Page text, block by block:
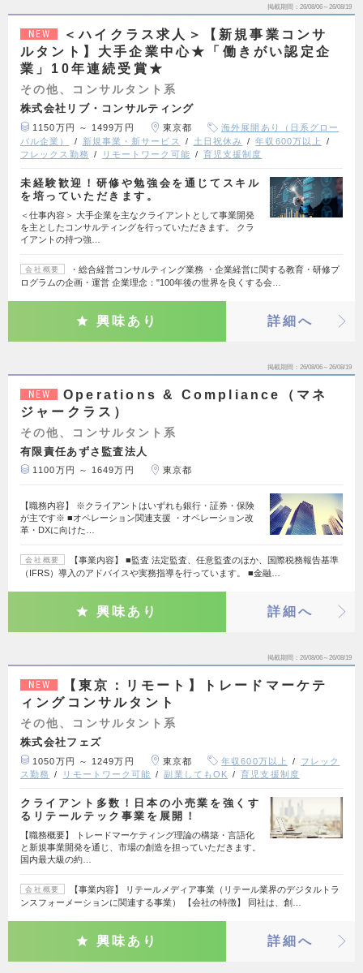
掲載期間 26/08/06～26/08/19
NEW
＜ハイクラス求人＞【新規事業コンサ
ルタント】大手企業中心★「働きがい認定企
業」10年連続受賞★
その他、コンサルタント系
株式会社リブ・コンサルティング
1150万円 ～ 1499万円 東京都
海外展開あり（日系グロー
バル企業）
新規事業・新サービス 土日祝休み
年収600万以上
フレックス勤務
リモートワーク可能 育児支援制度
未経験歓迎！研修や勉強会を通じてスキル
を培っていただきます。
＜仕事内容＞ 大手企業を主なクライアントとして事業開発
を主としたコンサルティングを行っていただきます。 クラ
イアントの持つ強…
会社概要
・総合経営コンサルティング業務 ・企業経営に関する教育・研修プ
ログラムの企画・運営 企業理念："100年後の世界を良くする会…
興味あり 詳細へ
掲載期間 26/08/06～26/08/19
NEW
Operations & Compliance（マネ
ジャークラス）
その他、コンサルタント系
有限責任あずさ監査法人
1100万円 ～ 1649万円 東京都
【職務内容】 ※クライアントはいずれも銀行・証券・保険
が主です※ ■オペレーション関連支援 ・オペレーション改
革・DXに向けた…
会社概要
【事業内容】 ■監査 法定監査、任意監査のほか、国際税務報告基準
（IFRS）導入のアドバイスや実務指導を行っています。 ■金融…
興味あり 詳細へ
掲載期間 26/08/06～26/08/19
NEW
【東京：リモート】トレードマーケテ
ィングコンサルタント
その他、コンサルタント系
株式会社フェズ
1050万円 ～ 1249万円 東京都 年収600万以上
フレック
ス勤務
リモートワーク可能 副業してもOK 育児支援制度
クライアント多数！日本の小売業を強くす
るリテールテック事業を展開！
【職務概要】 トレードマーケティング理論の構築・言語化
と新規事業開発を通じ、市場の創造を担っていただきます。
国内最大級の約…
会社概要
【事業内容】 リテールメディア事業（リテール業界のデジタルトラ
ンスフォーメーションに関連する事業） 【会社の特徴】 同社は、創…
興味あり 詳細へ